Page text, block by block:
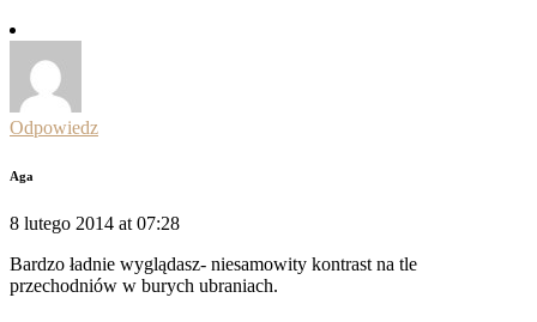
Odpowiedz
Aga
8 lutego 2014 at 07:28
Bardzo ładnie wyglądasz- niesamowity kontrast na tle
przechodniów w burych ubraniach.